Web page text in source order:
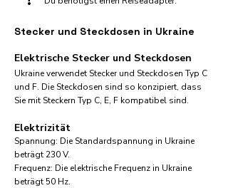
Stecker und Steckdosen in Ukraine
Elektrische Stecker und Steckdosen
Ukraine verwendet Stecker und Steckdosen Typ C
und F. Die Steckdosen sind so konzipiert, dass
Sie mit Steckern Typ C, E, F kompatibel sind.
Elektrizität
Spannung: Die Standardspannung in Ukraine
beträgt 230 V.
Frequenz: Die elektrische Frequenz in Ukraine
beträgt 50 Hz.